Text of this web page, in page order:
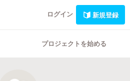
ログイン 新規登録
プロジェクトを始める